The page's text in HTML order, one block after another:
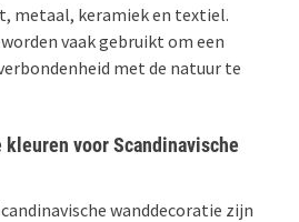
metaal, keramiek en textiel.
vaak gebruikt om een
met de natuur te
voor Scandinavische
wanddecoratie zijn